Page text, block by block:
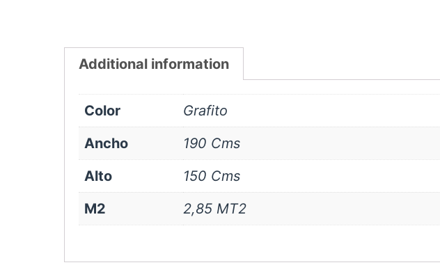
Additional information
Color
Grafito
Ancho
190 Cms
Alto
150 Cms
M2
2,85 MT2